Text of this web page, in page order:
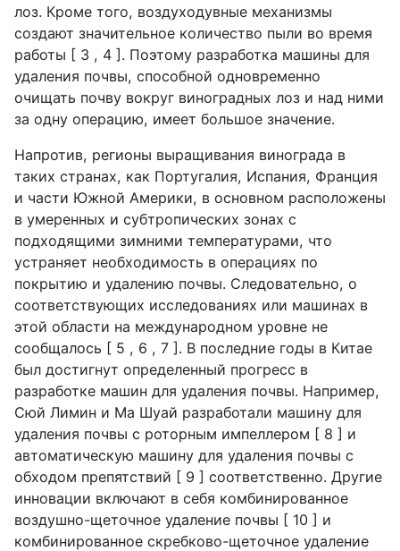
лоз. Кроме того, воздуходувные механизмы
создают значительное количество пыли во время
работы [ 3 , 4 ]. Поэтому разработка машины для
удаления почвы, способной одновременно
очищать почву вокруг виноградных лоз и над ними
за одну операцию, имеет большое значение.
Напротив, регионы выращивания винограда в
таких странах, как Португалия, Испания, Франция
и части Южной Америки, в основном расположены
в умеренных и субтропических зонах с
подходящими зимними температурами, что
устраняет необходимость в операциях по
покрытию и удалению почвы. Следовательно, о
соответствующих исследованиях или машинах в
этой области на международном уровне не
сообщалось [ 5 , 6 , 7 ]. В последние годы в Китае
был достигнут определенный прогресс в
разработке машин для удаления почвы. Например,
Сюй Лимин и Ма Шуай разработали машину для
удаления почвы с роторным импеллером [ 8 ] и
автоматическую машину для удаления почвы с
обходом препятствий [ 9 ] соответственно. Другие
инновации включают в себя комбинированное
воздушно-щеточное удаление почвы [ 10 ] и
комбинированное скребково-щеточное удаление